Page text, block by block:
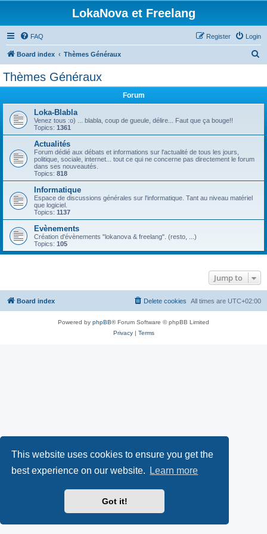
This website uses cookies to ensure you get the
best experience on our website.
Learn more
Got it!
LokaNova et Freelang
FAQ Login
Register
Board index Thèmes Généraux
Thèmes Généraux
Forum
Loka-Blabla
Venez tous :o) ... blabla, coup de gueule, délire... Faut que ça bouge!!
Topics: 1361
Actualités
Forum dédié aux débats et informations sur l'actualité de tous les jours,
politique, sociale, internet... tout ce qui ne concerne pas directement le forum
dans ses nouveautés.
Topics: 818
Informatique
Espace de discussions générales sur l'informatique. Tant au niveau matériel
que logiciel.
Topics: 1137
Evènements
Création d'évènements "lokanova & freelang". (resto, ...)
Topics: 105
Jump to
Board index All times are UTC+02:00
Delete cookies
Powered by phpBB® Forum Software © phpBB Limited
Privacy| Terms